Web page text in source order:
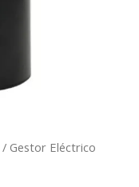
/ Gestor Eléctrico